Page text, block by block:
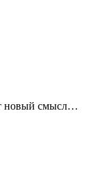
новый смысл…